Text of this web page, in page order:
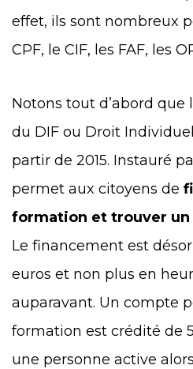
effet, ils sont nombreux
CPF, le CIF, les FAF, les
Notons tout d’abord que
du DIF ou Droit
partir de 2015. Instauré
permet aux citoyens de
formation et trouver un
Le financement est
euros et non plus en
auparavant. Un compte
formation est crédité de
une personne active